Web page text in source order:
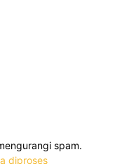
spam.
diproses